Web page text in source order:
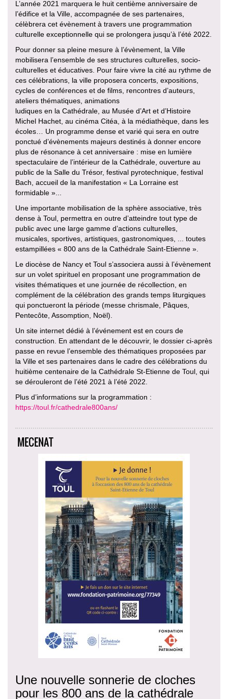
L’année 2021 marquera le huit centième anniversaire de
l’édifice et la Ville, accompagnée de ses partenaires,
célèbrera cet évènement à travers une programmation
culturelle exceptionnelle qui se prolongera jusqu’à l’été 2022.
Pour donner sa pleine mesure à l’évènement, la Ville
mobilisera l’ensemble de ses structures culturelles, socio-
culturelles et éducatives. Pour faire vivre la cité au rythme de
ces célébrations, la ville proposera concerts, expositions,
cycles de conférences et de films, rencontres d’auteurs,
ateliers thématiques, animations
ludiques en la Cathédrale, au Musée d’Art et d’Histoire
Michel Hachet, au cinéma Citéa, à la médiathèque, dans les
écoles… Un programme dense et varié qui sera en outre
ponctué d’évènements majeurs destinés à donner encore
plus de résonance à cet anniversaire : mise en lumière
spectaculaire de l’intérieur de la Cathédrale, ouverture au
public de la Salle du Trésor, festival pyrotechnique, festival
Bach, accueil de la manifestation « La Lorraine est
formidable »...
Une importante mobilisation de la sphère associative, très
dense à Toul, permettra en outre d’atteindre tout type de
public avec une large gamme d’actions culturelles,
musicales, sportives, artistiques, gastronomiques, ... toutes
estampillées « 800 ans de la Cathédrale Saint-Etienne ».
Le diocèse de Nancy et Toul s’associera aussi à l’évènement
sur un volet spirituel en proposant une programmation de
visites thématiques et une journée de récollection, en
complément de la célébration des grands temps liturgiques
qui ponctueront la période (messe chrismale, Pâques,
Pentecôte, Assomption, Noël).
Un site internet dédié à l’événement est en cours de
construction. En attendant de le découvrir, le dossier ci-après
passe en revue l’ensemble des thématiques proposées par
la Ville et ses partenaires dans le cadre des célébrations du
huitième centenaire de la Cathédrale St-Etienne de Toul, qui
se dérouleront de l’été 2021 à l’été 2022.
Plus d’informations sur la programmation :
https://toul.fr/cathedrale800ans/
MECENAT
Une nouvelle sonnerie de cloches
pour les 800 ans de la cathédrale